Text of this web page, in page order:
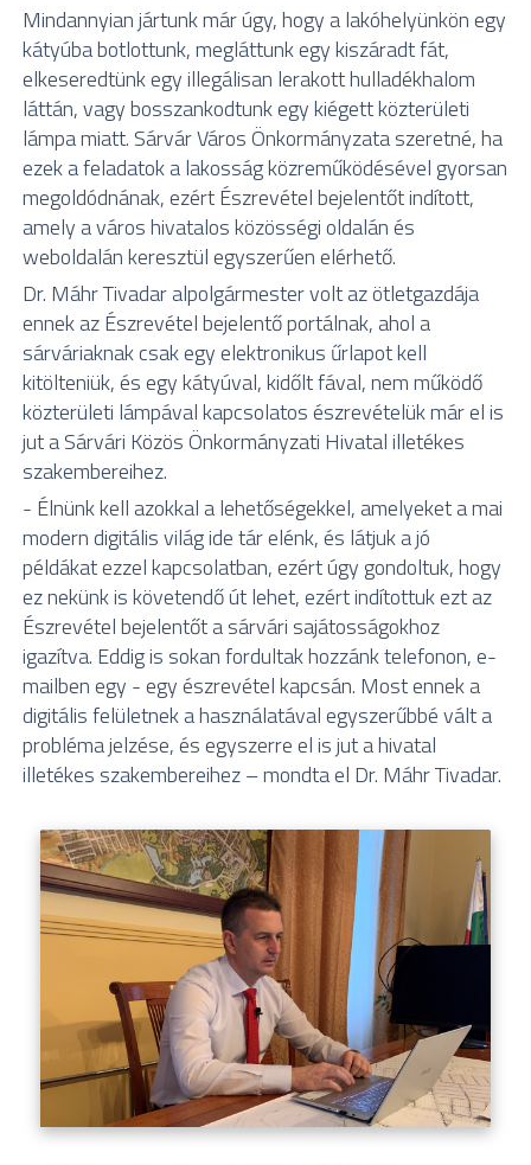
Mindannyian jártunk már úgy, hogy a lakóhelyünkön egy
kátyúba botlottunk, megláttunk egy kiszáradt fát,
elkeseredtünk egy illegálisan lerakott hulladékhalom
láttán, vagy bosszankodtunk egy kiégett közterületi
lámpa miatt. Sárvár Város Önkormányzata szeretné, ha
ezek a feladatok a lakosság közreműködésével gyorsan
megoldódnának, ezért Észrevétel bejelentőt indított,
amely a város hivatalos közösségi oldalán és
weboldalán keresztül egyszerűen elérhető.
Dr. Máhr Tivadar alpolgármester volt az ötletgazdája
ennek az Észrevétel bejelentő portálnak, ahol a
sárváriaknak csak egy elektronikus űrlapot kell
kitölteniük, és egy kátyúval, kidőlt fával, nem működő
közterületi lámpával kapcsolatos észrevételük már el is
jut a Sárvári Közös Önkormányzati Hivatal illetékes
szakembereihez.
- Élnünk kell azokkal a lehetőségekkel, amelyeket a mai
modern digitális világ ide tár elénk, és látjuk a jó
példákat ezzel kapcsolatban, ezért úgy gondoltuk, hogy
ez nekünk is követendő út lehet, ezért indítottuk ezt az
Észrevétel bejelentőt a sárvári sajátosságokhoz
igazítva. Eddig is sokan fordultak hozzánk telefonon, e-
mailben egy - egy észrevétel kapcsán. Most ennek a
digitális felületnek a használatával egyszerűbbé vált a
probléma jelzése, és egyszerre el is jut a hivatal
illetékes szakembereihez – mondta el Dr. Máhr Tivadar.